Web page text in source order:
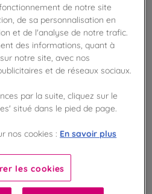
boutique !
en magasin
de fidélité !
de notre site
de sa personnalisation en
et de l'analyse de notre trafic.
des informations, quant à
notre site, avec nos
et de réseaux sociaux.
par la suite, cliquez sur le
situé dans le pied de page.
nos cookies : En savoir plus
les cookies